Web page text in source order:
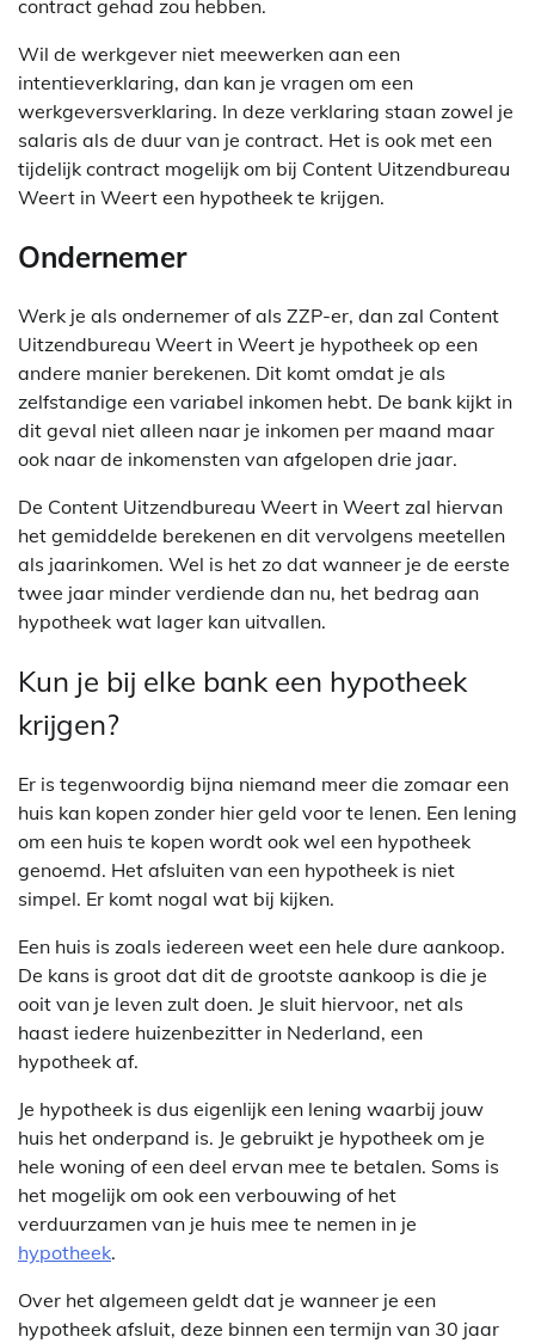
contract gehad zou hebben.
Wil de werkgever niet meewerken aan een
intentieverklaring, dan kan je vragen om een
werkgeversverklaring. In deze verklaring staan zowel je
salaris als de duur van je contract. Het is ook met een
tijdelijk contract mogelijk om bij Content Uitzendbureau
Weert in Weert een hypotheek te krijgen.
Ondernemer
Werk je als ondernemer of als ZZP-er, dan zal Content
Uitzendbureau Weert in Weert je hypotheek op een
andere manier berekenen. Dit komt omdat je als
zelfstandige een variabel inkomen hebt. De bank kijkt in
dit geval niet alleen naar je inkomen per maand maar
ook naar de inkomensten van afgelopen drie jaar.
De Content Uitzendbureau Weert in Weert zal hiervan
het gemiddelde berekenen en dit vervolgens meetellen
als jaarinkomen. Wel is het zo dat wanneer je de eerste
twee jaar minder verdiende dan nu, het bedrag aan
hypotheek wat lager kan uitvallen.
Kun je bij elke bank een hypotheek
krijgen?
Er is tegenwoordig bijna niemand meer die zomaar een
huis kan kopen zonder hier geld voor te lenen. Een lening
om een huis te kopen wordt ook wel een hypotheek
genoemd. Het afsluiten van een hypotheek is niet
simpel. Er komt nogal wat bij kijken.
Een huis is zoals iedereen weet een hele dure aankoop.
De kans is groot dat dit de grootste aankoop is die je
ooit van je leven zult doen. Je sluit hiervoor, net als
haast iedere huizenbezitter in Nederland, een
hypotheek af.
Je hypotheek is dus eigenlijk een lening waarbij jouw
huis het onderpand is. Je gebruikt je hypotheek om je
hele woning of een deel ervan mee te betalen. Soms is
het mogelijk om ook een verbouwing of het
verduurzamen van je huis mee te nemen in je
hypotheek.
Over het algemeen geldt dat je wanneer je een
hypotheek afsluit, deze binnen een termijn van 30 jaar